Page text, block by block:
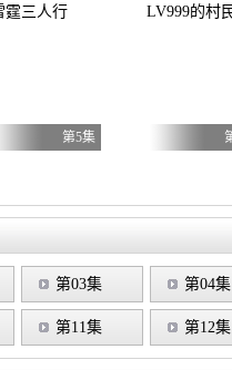
霆三人行
第5集
LV999的村
第03集 第04集
第11集 第12集